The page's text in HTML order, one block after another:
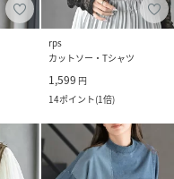
rps
カットソー・Tシャツ
1,599 円
14ポイント(1倍)